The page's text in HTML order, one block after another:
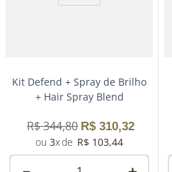
Kit Defend + Spray de Brilho
+ Hair Spray Blend
R$344,80 R$ 310,32
3
R$ 103,44